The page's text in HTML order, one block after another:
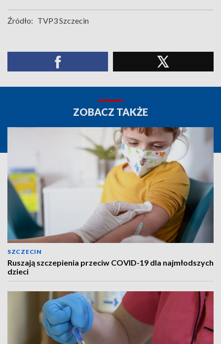
Źródło: TVP3 Szczecin
ZOBACZ TAKŻE
SZCZECIN
Ruszają szczepienia przeciw COVID-19 dla najmłodszych
dzieci